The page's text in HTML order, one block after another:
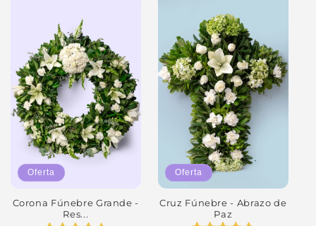
Oferta
Corona Fúnebre Grande -
Res...
Oferta
Cruz Fúnebre - Abrazo de
Paz